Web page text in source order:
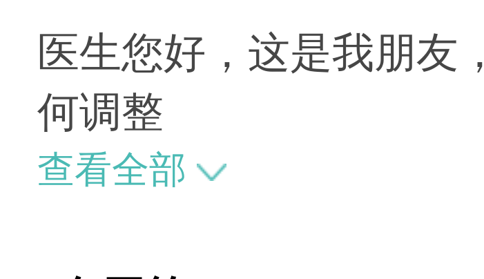
医生您好，这是我朋友
何调整
查看全部